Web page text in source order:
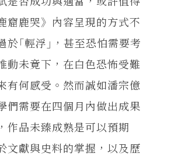
窟鹿哭》內容呈現的方式不
於｢輕浮｣，甚至恐怕需要考
動未竟下，在白色恐怖受難
有何感受。然而誠如潘宗億
們需要在四個月內做出成果
作品未臻成熟是可以預期
文獻與史料的掌握，以及歷